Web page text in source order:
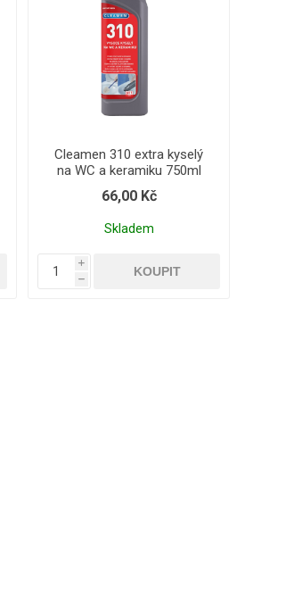
Cleamen 310 extra kyselý
na WC a keramiku 750ml
66,00 Kč
Skladem
i
h